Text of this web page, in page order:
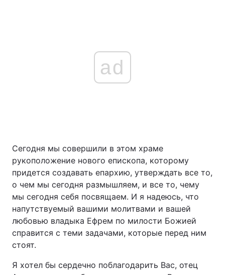
ad
Сегодня мы совершили в этом храме
рукоположение нового епископа, которому
придется создавать епархию, утверждать все то,
о чем мы сегодня размышляем, и все то, чему
мы сегодня себя посвящаем. И я надеюсь, что
напутствуемый вашими молитвами и вашей
любовью владыка Ефрем по милости Божией
справится с теми задачами, которые перед ним
стоят.
Я хотел бы сердечно поблагодарить Вас, отец